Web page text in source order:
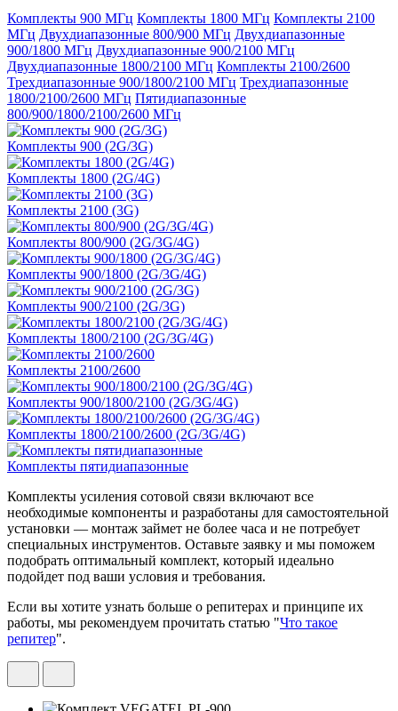
Комплекты 900 МГц Комплекты 1800 МГц Комплекты 2100
МГц Двухдиапазонные 800/900 МГц Двухдиапазонные
900/1800 МГц Двухдиапазонные 900/2100 МГц
Двухдиапазонные 1800/2100 МГц Комплекты 2100/2600
Трехдиапазонные 900/1800/2100 МГц Трехдиапазонные
1800/2100/2600 МГц Пятидиапазонные
800/900/1800/2100/2600 МГц
Комплекты 900 (2G/3G)
Комплекты 1800 (2G/4G)
Комплекты 2100 (3G)
Комплекты 800/900 (2G/3G/4G)
Комплекты 900/1800 (2G/3G/4G)
Комплекты 900/2100 (2G/3G)
Комплекты 1800/2100 (2G/3G/4G)
Комплекты 2100/2600
Комплекты 900/1800/2100 (2G/3G/4G)
Комплекты 1800/2100/2600 (2G/3G/4G)
Комплекты пятидиапазонные
Комплекты усиления сотовой связи включают все
необходимые компоненты и разработаны для самостоятельной
установки — монтаж займет не более часа и не потребует
специальных инструментов. Оставьте заявку и мы поможем
подобрать оптимальный комплект, который идеально
подойдет под ваши условия и требования.
Если вы хотите узнать больше о репитерах и принципе их
работы, мы рекомендуем прочитать статью "Что такое
репитер".